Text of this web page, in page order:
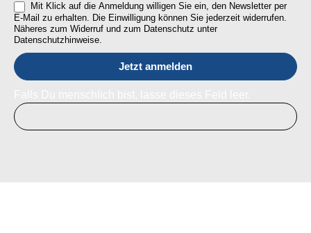
Mit Klick auf die Anmeldung willigen Sie ein, den Newsletter per
E-Mail zu erhalten. Die Einwilligung können Sie jederzeit widerrufen.
Näheres zum Widerruf und zum Datenschutz unter
Datenschutzhinweise.